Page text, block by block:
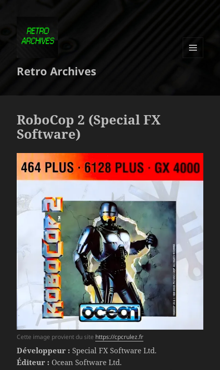
Retro Archives
RoboCop 2 (Special FX
Software)
Cette image provient du site https://cpcrulez.fr
Développeur : Special FX Software Ltd.
Éditeur : Ocean Software Ltd.